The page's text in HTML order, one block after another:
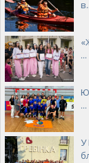
...
...
У